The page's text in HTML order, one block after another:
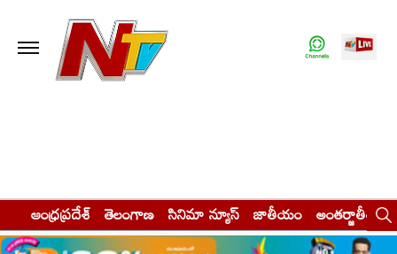
ఆంధ్రప్రదేశ్ తెలంగాణ సినిమా న్యూస్ జాతీయం అంతర్జాతీయం